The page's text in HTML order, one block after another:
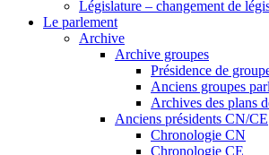
Législature – changement de
Le parlement
Archive
Archive groupes
Présidence de
Anciens groupes
Archives des plans
Anciens présidents CN/CE
Chronologie CN
Chronologie CE